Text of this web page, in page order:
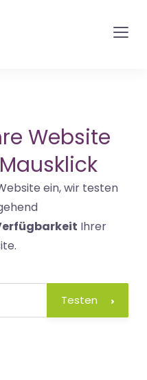
Website
ein, wir testen
Ihrer
Testen